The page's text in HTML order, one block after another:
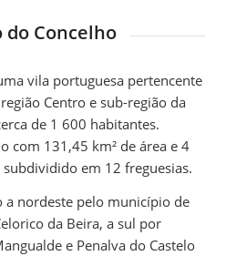
Concelho
vila portuguesa pertencente
Centro e sub-região da
de 1 600 habitantes.
com 131,45 km² de área e 4
em 12 freguesias.
nordeste pelo município de
da Beira, a sul por
e Penalva do Castelo